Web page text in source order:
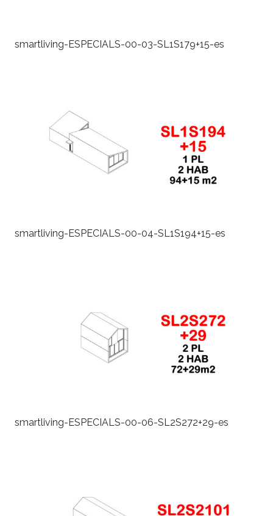
smartliving-ESPECIALS-00-03-SL1S179+15-es
smartliving-ESPECIALS-00-04-SL1S194+15-es
smartliving-ESPECIALS-00-06-SL2S272+29-es